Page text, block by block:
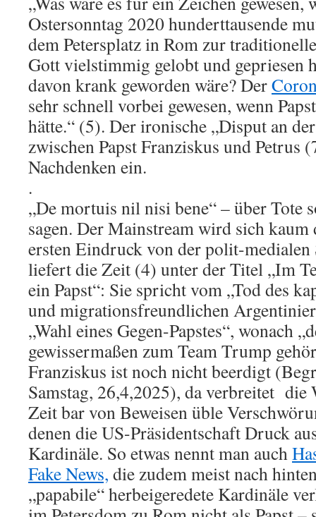
Ostersonntag 2020 hunderttausende
dem Petersplatz in Rom zur
Gott vielstimmig gelobt und gepriesen
davon krank geworden wäre? Der
sehr schnell vorbei gewesen, wenn
hätte.“ (5). Der ironische „Disput an
zwischen Papst Franziskus und Petrus
Nachdenken ein.
.
„De mortuis nil nisi bene“ – über Tote
sagen. Der Mainstream wird sich kaum
ersten Eindruck von der polit-medialen
liefert die Zeit (4) unter der Titel „Im
ein Papst“: Sie spricht vom „Tod des
und migrationsfreundlichen
„Wahl eines Gegen-Papstes“, wonach
gewissermaßen zum Team Trump
Franziskus ist noch nicht beerdigt
Samstag, 26,4,2025), da verbreitet die
Zeit bar von Beweisen üble
denen die US-Präsidentschaft Druck
Kardinäle. So etwas nennt man auch
Fake News, die zudem meist nach
„papabile“ herbeigeredete Kardinäle